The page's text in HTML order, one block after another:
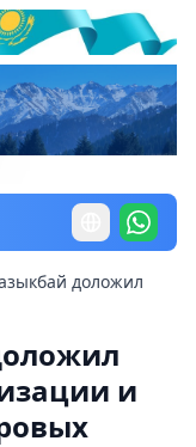
доложил
и